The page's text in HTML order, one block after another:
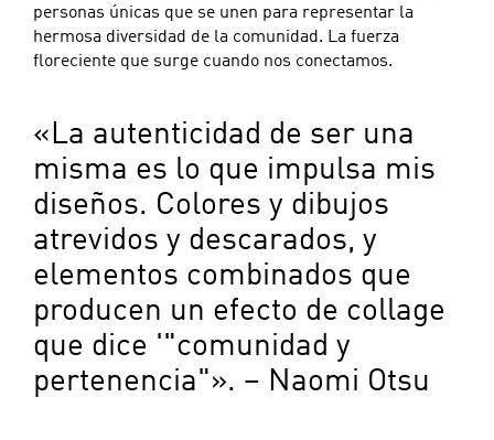
personas únicas que se unen para representar la
hermosa diversidad de la comunidad. La fuerza
floreciente que surge cuando nos conectamos.
«La autenticidad de ser una
misma es lo que impulsa mis
diseños. Colores y dibujos
atrevidos y descarados, y
elementos combinados que
producen un efecto de collage
que dice '"comunidad y
pertenencia"». – Naomi Otsu